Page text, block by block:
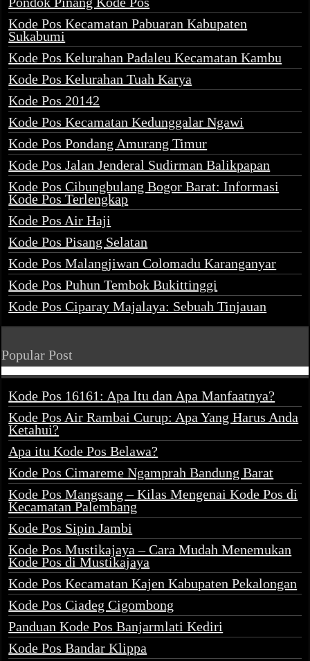
Kode Pos Kecamatan Pabuaran Kabupaten
Sukabumi
Kode Pos Kelurahan Padaleu Kecamatan Kambu
Kode Pos Kelurahan Tuah Karya
Kode Pos 20142
Kode Pos Kecamatan Kedunggalar Ngawi
Kode Pos Pondang Amurang Timur
Kode Pos Jalan Jenderal Sudirman Balikpapan
Kode Pos Cibungbulang Bogor Barat: Informasi
Kode Pos Terlengkap
Kode Pos Air Haji
Kode Pos Pisang Selatan
Kode Pos Malangjiwan Colomadu Karanganyar
Kode Pos Puhun Tembok Bukittinggi
Kode Pos Ciparay Majalaya: Sebuah Tinjauan
Popular Post
Kode Pos 16161: Apa Itu dan Apa Manfaatnya?
Kode Pos Air Rambai Curup: Apa Yang Harus Anda
Ketahui?
Apa itu Kode Pos Belawa?
Kode Pos Cimareme Ngamprah Bandung Barat
Kode Pos Mangsang – Kilas Mengenai Kode Pos di
Kecamatan Palembang
Kode Pos Sipin Jambi
Kode Pos Mustikajaya – Cara Mudah Menemukan
Kode Pos di Mustikajaya
Kode Pos Kecamatan Kajen Kabupaten Pekalongan
Kode Pos Ciadeg Cigombong
Panduan Kode Pos Banjarmlati Kediri
Kode Pos Bandar Klippa